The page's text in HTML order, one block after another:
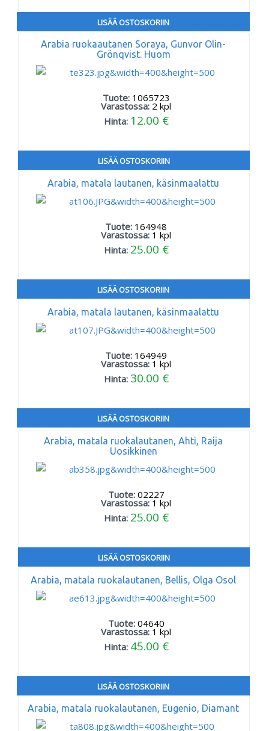
LISÄÄ OSTOSKORIIN
Arabia ruokaautanen Soraya, Gunvor Olin-
Grönqvist. Huom
Tuote: 1065723
Varastossa: 2 kpl
Hinta: 12.00 €
LISÄÄ OSTOSKORIIN
Arabia, matala lautanen, käsinmaalattu
Tuote: 164948
Varastossa: 1 kpl
Hinta: 25.00 €
LISÄÄ OSTOSKORIIN
Arabia, matala lautanen, käsinmaalattu
Tuote: 164949
Varastossa: 1 kpl
Hinta: 30.00 €
LISÄÄ OSTOSKORIIN
Arabia, matala ruokalautanen, Ahti, Raija
Uosikkinen
Tuote: 02227
Varastossa: 1 kpl
Hinta: 25.00 €
LISÄÄ OSTOSKORIIN
Arabia, matala ruokalautanen, Bellis, Olga Osol
Tuote: 04640
Varastossa: 1 kpl
Hinta: 45.00 €
LISÄÄ OSTOSKORIIN
Arabia, matala ruokalautanen, Eugenio, Diamant